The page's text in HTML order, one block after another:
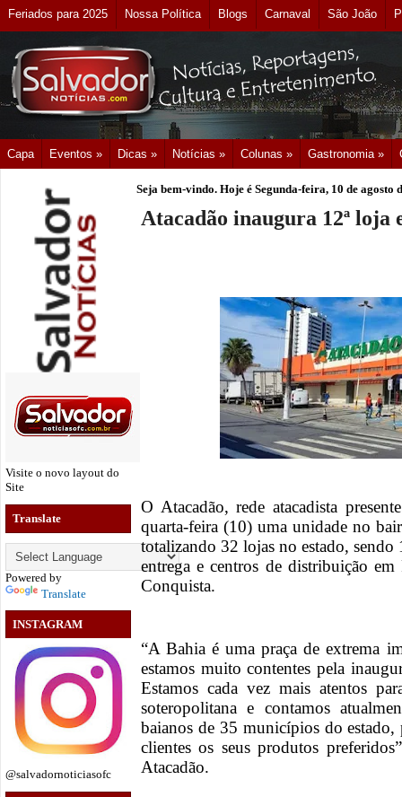
Feriados para 2025 Nossa Política Blogs Carnaval São João
Capa Eventos » Dicas » Notícias » Colunas » Gastronomia »
Visite o novo layout do
Site
Translate
Powered by
Translate
INSTAGRAM
@salvadornoticiasofc
Seja bem-vindo. Hoje é Segunda-feira, 10 de agosto
Atacadão inaugura 12ª loja
O Atacadão, rede atacadista
quarta-feira (10) uma unidade no
totalizando 32 lojas no estado, sendo
entrega e centros de distribuição
Conquista.
“A Bahia é uma praça de extrema
estamos muito contentes pela
Estamos cada vez mais atentos
soteropolitana e contamos
baianos de 35 municípios do
clientes os seus produtos
Atacadão.